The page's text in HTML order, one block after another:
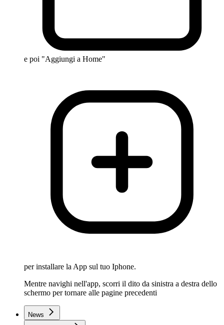
e poi "Aggiungi a Home"
per installare la App sul tuo Iphone.
Mentre navighi nell'app, scorri il dito da sinistra a destra dello
schermo per tornare alle pagine precedenti
News